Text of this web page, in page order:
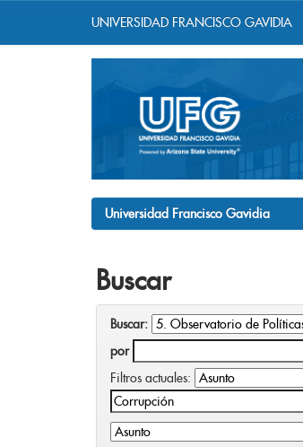
UNIVERSIDAD FRANCISCO GAVIDIA
Universidad Francisco Gavidia
Buscar
Buscar:
por
Filtros actuales: